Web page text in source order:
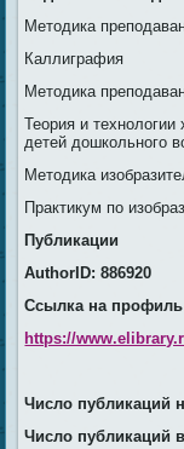
Методика
Каллиграфия
Методика
Теория и технологии
детей дошкольного
Методика
Практикум по
Публикации
AuthorID: 886920
Ссылка на профиль
https://
Число публикаций
Число